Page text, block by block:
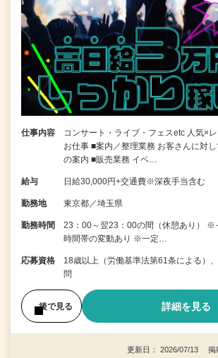
仕事内容
コンサート・ライブ・フェスetc 人気×
お仕事 ■案内／整理業務 お客さんに対
の案内 ■販売業務 イベ…
給与 日給30,000円+交通費※深夜手当含む
勤務地 東京都／埼玉県
勤務時間
23：00～翌23：00の間（休憩あり） ※
時間帯の変動あり ※一定…
応募資格
18歳以上（労働基準法第61条による）
問
後で見る 詳細を見る
更新日： 2026/07/13 掲